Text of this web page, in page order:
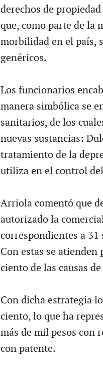
derechos de
que, como parte de la
morbilidad en el país,
genéricos.
Los funcionarios
manera simbólica se
sanitarios, de los
nuevas sustancias:
tratamiento de la
utiliza en el control
Arriola comentó que
autorizado la
correspondientes a 31
Con estas se
ciento de las causas
Con dicha estrategia
ciento, lo que ha
más de mil pesos con
con patente.